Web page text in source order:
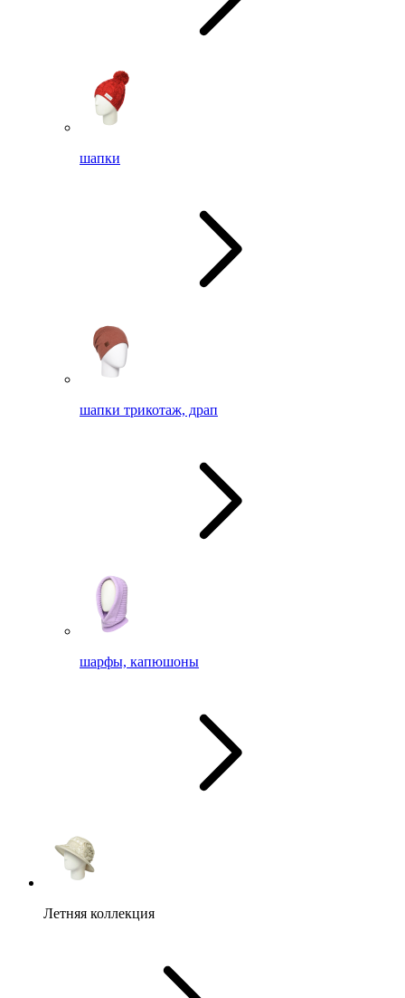
шапки
шапки трикотаж, драп
шарфы, капюшоны
Летняя коллекция